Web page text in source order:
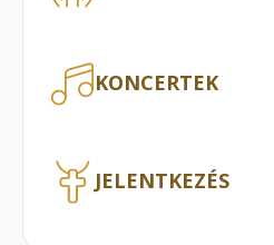
KONCERTEK
JELENTKEZÉS